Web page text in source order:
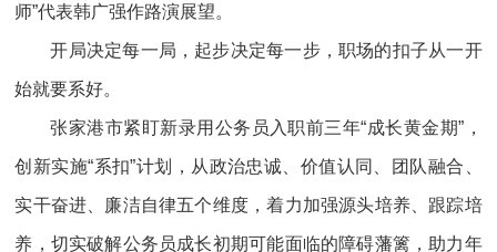
师”代表韩广强作路演展望。
开局决定每一局，起步决定每一步，职场的扣子从一开
始就要系好。
张家港市紧盯新录用公务员入职前三年“成长黄金期”，
创新实施“系扣”计划，从政治忠诚、价值认同、团队融合、
实干奋进、廉洁自律五个维度，着力加强源头培养、跟踪培
养，切实破解公务员成长初期可能面临的障碍藩篱，助力年